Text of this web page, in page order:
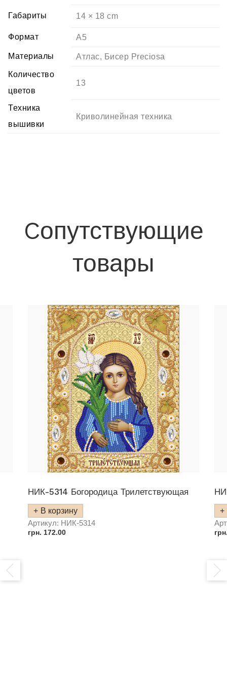
Габариты 14 × 18 cm
Формат А5
Материалы Атлас, Бисер Preciosa
Количество
цветов
13
Техника
вышивки
Криволинейная техника
Cопутствующие
товары
НИК-5314 Богородица Трилетствующая
В корзину
Артикул: НИК-5314
грн. 172.00